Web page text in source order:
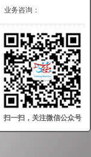
业务咨询：
扫一扫，关注微信公众号